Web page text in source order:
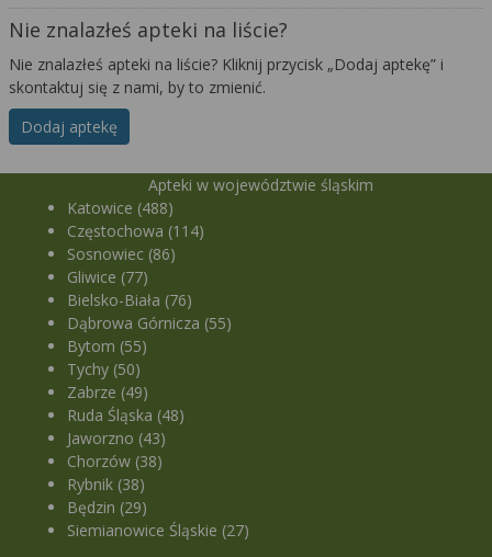
Nie znalazłeś apteki na liście?
Nie znalazłeś apteki na liście? Kliknij przycisk „Dodaj aptekę” i
skontaktuj się z nami, by to zmienić.
Dodaj aptekę
Apteki w województwie śląskim
Katowice (488)
Częstochowa (114)
Sosnowiec (86)
Gliwice (77)
Bielsko-Biała (76)
Dąbrowa Górnicza (55)
Bytom (55)
Tychy (50)
Zabrze (49)
Ruda Śląska (48)
Jaworzno (43)
Chorzów (38)
Rybnik (38)
Będzin (29)
Siemianowice Śląskie (27)